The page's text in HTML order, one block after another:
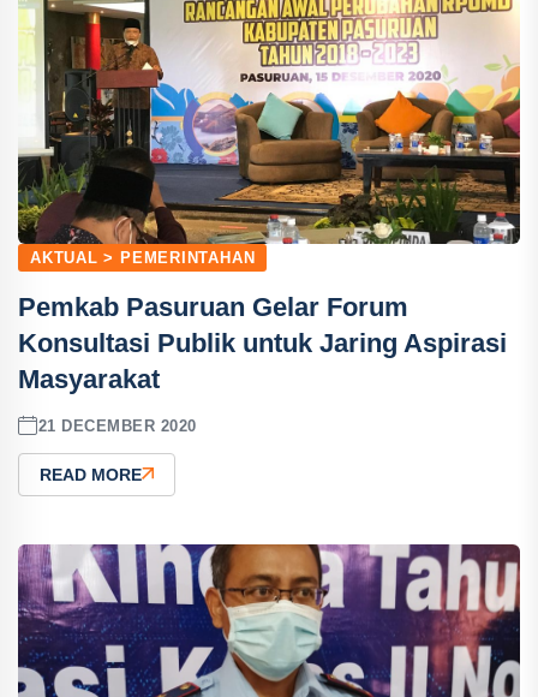
AKTUAL > PEMERINTAHAN
Pemkab Pasuruan Gelar Forum
Konsultasi Publik untuk Jaring Aspirasi
Masyarakat
21 DECEMBER 2020
READ MORE